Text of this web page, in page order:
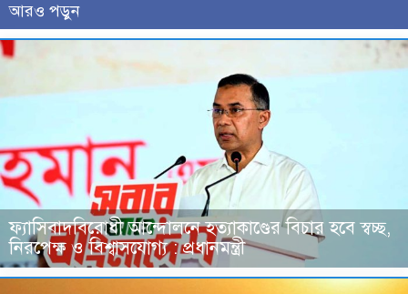
আরও পড়ুন
ফ্যাসিবাদবিরোধী আন্দোলনে হত্যাকাণ্ডের বিচার হবে স্বচ্ছ,
নিরপেক্ষ ও বিশ্বাসযোগ্য : প্রধানমন্ত্রী